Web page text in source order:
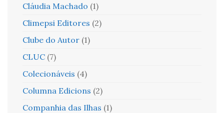
Cláudia Machado (1)
Climepsi Editores (2)
Clube do Autor (1)
CLUC (7)
Colecionáveis (4)
Columna Edicions (2)
Companhia das Ilhas (1)